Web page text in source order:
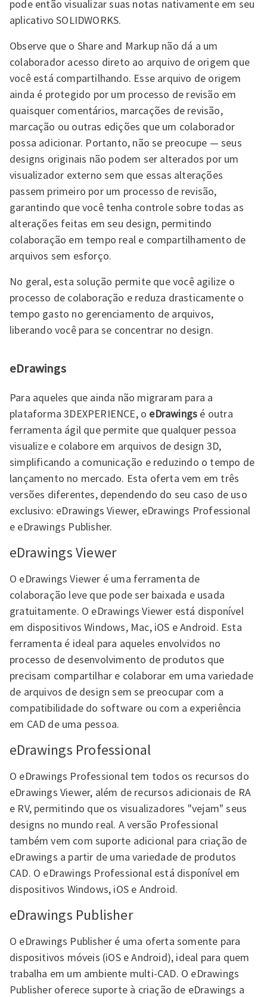
pode então visualizar suas notas nativamente em seu
aplicativo SOLIDWORKS.
Observe que o Share and Markup não dá a um
colaborador acesso direto ao arquivo de origem que
você está compartilhando. Esse arquivo de origem
ainda é protegido por um processo de revisão em
quaisquer comentários, marcações de revisão,
marcação ou outras edições que um colaborador
possa adicionar. Portanto, não se preocupe — seus
designs originais não podem ser alterados por um
visualizador externo sem que essas alterações
passem primeiro por um processo de revisão,
garantindo que você tenha controle sobre todas as
alterações feitas em seu design, permitindo
colaboração em tempo real e compartilhamento de
arquivos sem esforço.
No geral, esta solução permite que você agilize o
processo de colaboração e reduza drasticamente o
tempo gasto no gerenciamento de arquivos,
liberando você para se concentrar no design.
eDrawings
Para aqueles que ainda não migraram para a
plataforma 3DEXPERIENCE, o eDrawings é outra
ferramenta ágil que permite que qualquer pessoa
visualize e colabore em arquivos de design 3D,
simplificando a comunicação e reduzindo o tempo de
lançamento no mercado. Esta oferta vem em três
versões diferentes, dependendo do seu caso de uso
exclusivo: eDrawings Viewer, eDrawings Professional
e eDrawings Publisher.
eDrawings Viewer
O eDrawings Viewer é uma ferramenta de
colaboração leve que pode ser baixada e usada
gratuitamente. O eDrawings Viewer está disponível
em dispositivos Windows, Mac, iOS e Android. Esta
ferramenta é ideal para aqueles envolvidos no
processo de desenvolvimento de produtos que
precisam compartilhar e colaborar em uma variedade
de arquivos de design sem se preocupar com a
compatibilidade do software ou com a experiência
em CAD de uma pessoa.
eDrawings Professional
O eDrawings Professional tem todos os recursos do
eDrawings Viewer, além de recursos adicionais de RA
e RV, permitindo que os visualizadores "vejam" seus
designs no mundo real. A versão Professional
também vem com suporte adicional para criação de
eDrawings a partir de uma variedade de produtos
CAD. O eDrawings Professional está disponível em
dispositivos Windows, iOS e Android.
eDrawings Publisher
O eDrawings Publisher é uma oferta somente para
dispositivos móveis (iOS e Android), ideal para quem
trabalha em um ambiente multi-CAD. O eDrawings
Publisher oferece suporte à criação de eDrawings a